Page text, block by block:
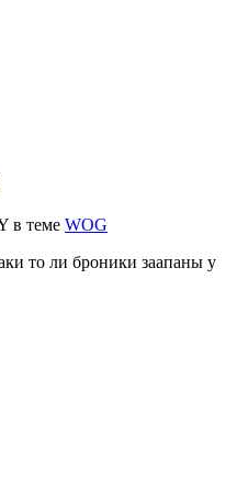
в теме WOG
то ли броники заапаны у